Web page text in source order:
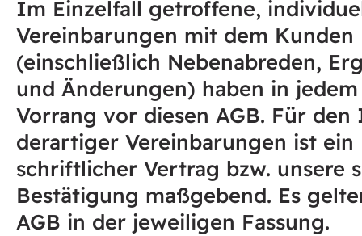
Im Einzelfall getroffene,
Vereinbarungen mit dem Kunden
(einschließlich Nebenabreden,
und Änderungen) haben in
Vorrang vor diesen AGB. Für
derartiger Vereinbarungen ist ein
schriftlicher Vertrag bzw. unsere
Bestätigung maßgebend. Es
AGB in der jeweiligen Fassung.